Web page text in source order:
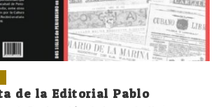
de la Editorial Pablo